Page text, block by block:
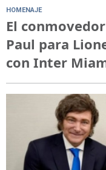
HOMENAJE
El
Paul para
con Inter